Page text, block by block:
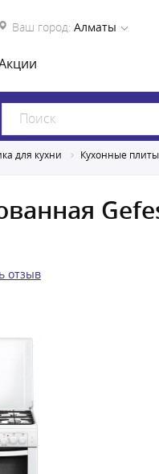
Ваш город: Алматы
для кухни Кухонные плиты
отзыв